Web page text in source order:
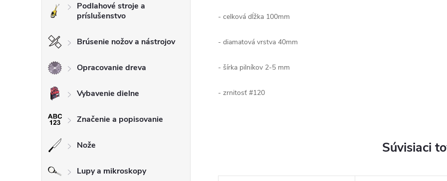
Podlahové stroje a
príslušenstvo
Brúsenie nožov a nástrojov
Opracovanie dreva
Vybavenie dielne
Značenie a popisovanie
Nože
Lupy a mikroskopy
- celková dĺžka 100mm
- diamatová vrstva 40mm
- šírka pilníkov 2-5 mm
- zrnitosť #120
Súvisiaci